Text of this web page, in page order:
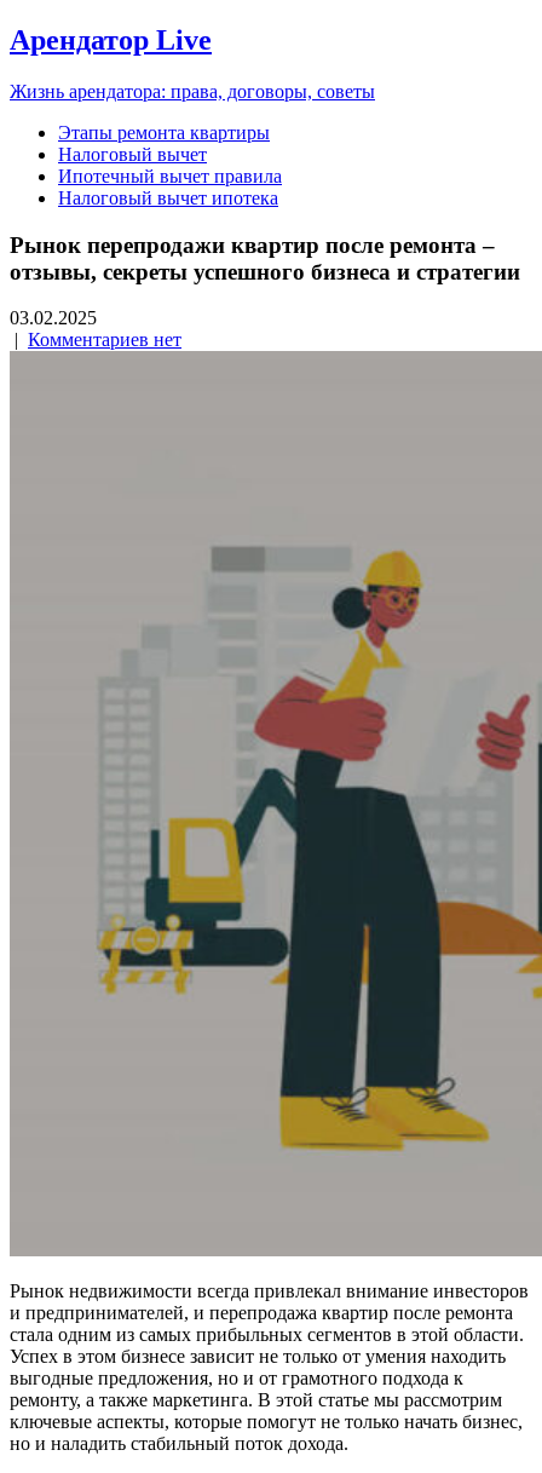
Арендатор Live
Жизнь арендатора: права, договоры, советы
Этапы ремонта квартиры
Налоговый вычет
Ипотечный вычет правила
Налоговый вычет ипотека
Рынок перепродажи квартир после ремонта –
отзывы, секреты успешного бизнеса и стратегии
03.02.2025
| Комментариев нет
Рынок недвижимости всегда привлекал внимание инвесторов
и предпринимателей, и перепродажа квартир после ремонта
стала одним из самых прибыльных сегментов в этой области.
Успех в этом бизнесе зависит не только от умения находить
выгодные предложения, но и от грамотного подхода к
ремонту, а также маркетинга. В этой статье мы рассмотрим
ключевые аспекты, которые помогут не только начать бизнес,
но и наладить стабильный поток дохода.